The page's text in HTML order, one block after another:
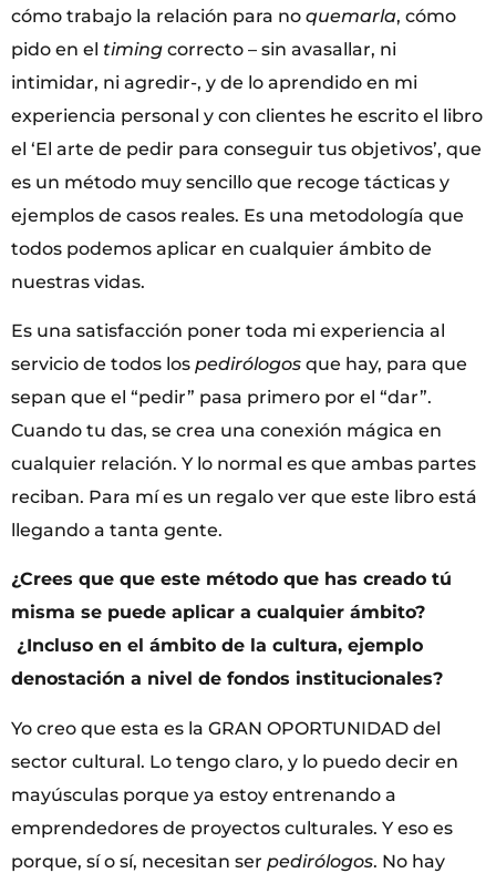
cómo trabajo la relación para no quemarla, cómo
pido en el timing correcto – sin avasallar, ni
intimidar, ni agredir-, y de lo aprendido en mi
experiencia personal y con clientes he escrito el libro
el ‘El arte de pedir para conseguir tus objetivos’, que
es un método muy sencillo que recoge tácticas y
ejemplos de casos reales. Es una metodología que
todos podemos aplicar en cualquier ámbito de
nuestras vidas.
Es una satisfacción poner toda mi experiencia al
servicio de todos los pedirólogos que hay, para que
sepan que el “pedir” pasa primero por el “dar”.
Cuando tu das, se crea una conexión mágica en
cualquier relación. Y lo normal es que ambas partes
reciban. Para mí es un regalo ver que este libro está
llegando a tanta gente.
¿Crees que que este método que has creado tú
misma se puede aplicar a cualquier ámbito?
¿Incluso en el ámbito de la cultura, ejemplo
denostación a nivel de fondos institucionales?
Yo creo que esta es la GRAN OPORTUNIDAD del
sector cultural. Lo tengo claro, y lo puedo decir en
mayúsculas porque ya estoy entrenando a
emprendedores de proyectos culturales. Y eso es
porque, sí o sí, necesitan ser pedirólogos. No hay